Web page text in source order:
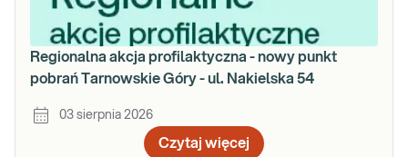
Regionalna akcja profilaktyczna - nowy punkt
pobrań Tarnowskie Góry - ul. Nakielska 54
03 sierpnia 2026
Czytaj więcej